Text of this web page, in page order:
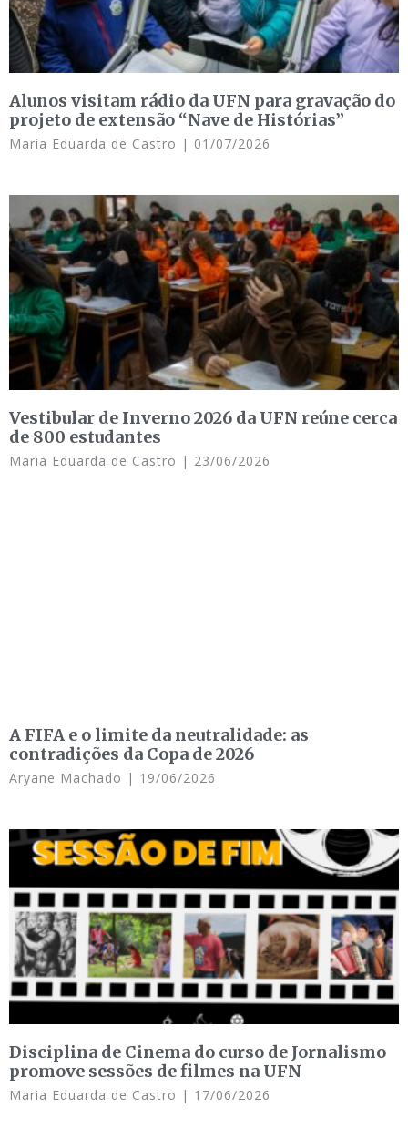
Alunos visitam rádio da UFN para gravação do
projeto de extensão “Nave de Histórias”
Maria Eduarda de Castro 01/07/2026
Vestibular de Inverno 2026 da UFN reúne cerca
de 800 estudantes
Maria Eduarda de Castro 23/06/2026
A FIFA e o limite da neutralidade: as
contradições da Copa de 2026
Aryane Machado 19/06/2026
Disciplina de Cinema do curso de Jornalismo
promove sessões de filmes na UFN
Maria Eduarda de Castro 17/06/2026